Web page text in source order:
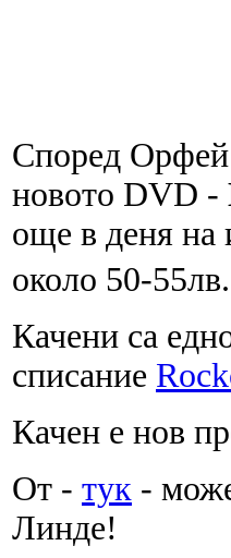
Според
новото DVD -
още в деня на
около 50-55лв.
Качени са
списание
Качен е нов
От - тук -
Линде!